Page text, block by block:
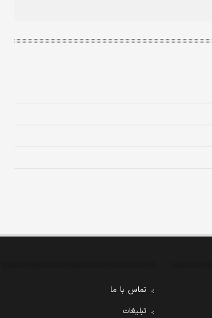
تماس با ما
تبلیغات